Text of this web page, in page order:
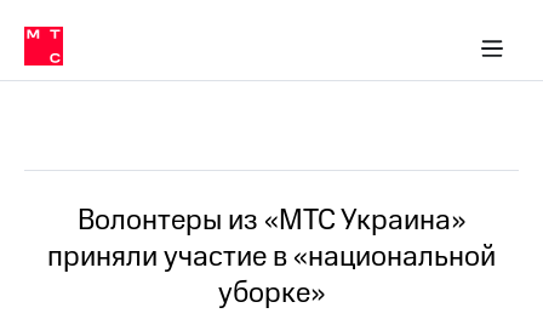
Медиа-центр
и акционерам
Устойчивое развитие
Комплаенс и деловая этика
компании
Карьера
История
компании
в МТС
Пресс-
релизы
о технологиях
Волонтеры из «МТС Украина»
приняли участие в «национальной
уборке»